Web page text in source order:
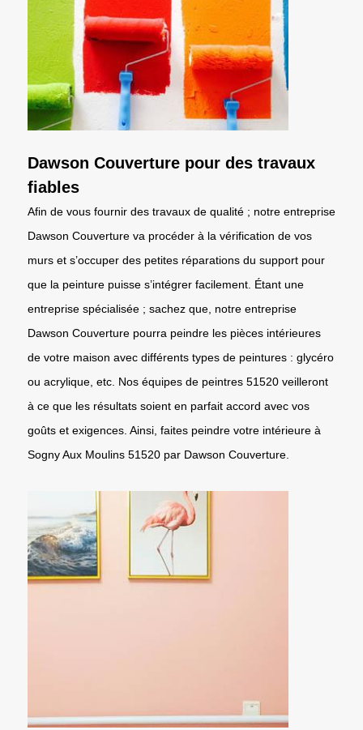
Dawson Couverture pour des travaux
fiables
Afin de vous fournir des travaux de qualité ; notre entreprise
Dawson Couverture va procéder à la vérification de vos
murs et s’occuper des petites réparations du support pour
que la peinture puisse s’intégrer facilement. Étant une
entreprise spécialisée ; sachez que, notre entreprise
Dawson Couverture pourra peindre les pièces intérieures
de votre maison avec différents types de peintures : glycéro
ou acrylique, etc. Nos équipes de peintres 51520 veilleront
à ce que les résultats soient en parfait accord avec vos
goûts et exigences. Ainsi, faites peindre votre intérieure à
Sogny Aux Moulins 51520 par Dawson Couverture.